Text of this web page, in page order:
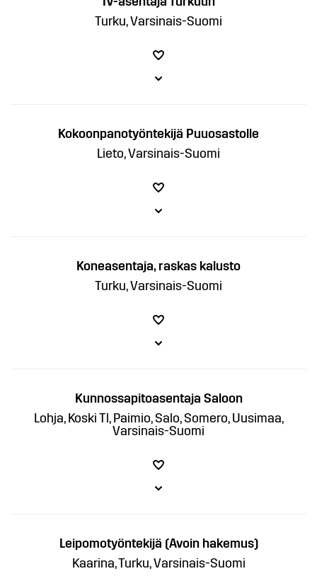
Turku, Varsinais-Suomi
Kokoonpanotyöntekijä Puuosastolle
Lieto, Varsinais-Suomi
Koneasentaja, raskas kalusto
Turku, Varsinais-Suomi
Kunnossapitoasentaja Saloon
Lohja, Koski Tl, Paimio, Salo, Somero, Uusimaa,
Varsinais-Suomi
Leipomotyöntekijä (Avoin hakemus)
Kaarina, Turku, Varsinais-Suomi